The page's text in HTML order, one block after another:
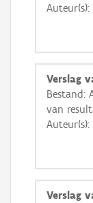
Auteur(s):
Verslag
Bestand:
van
Auteur(s):
Verslag